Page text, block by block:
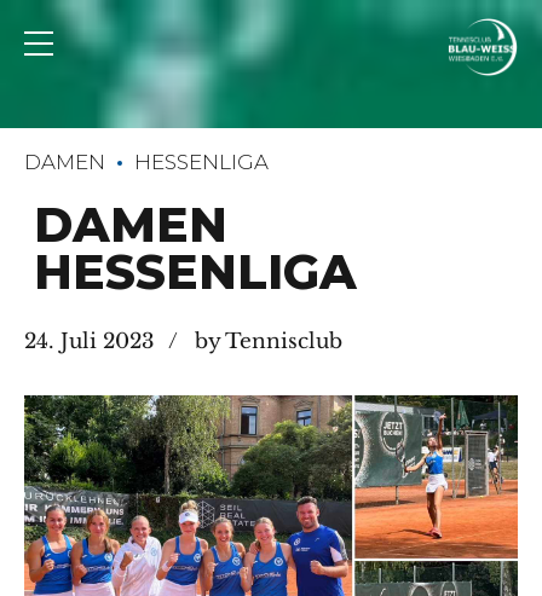
DAMEN HESSENLIGA
DAMEN
HESSENLIGA
24. Juli 2023 by Tennisclub